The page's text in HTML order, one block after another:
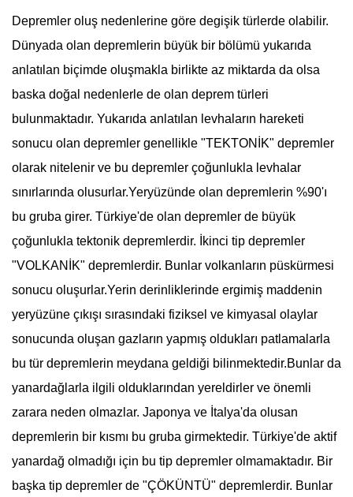
Depremler oluş nedenlerine göre degişik türlerde olabilir.
Dünyada olan depremlerin büyük bir bölümü yukarıda
anlatılan biçimde oluşmakla birlikte az miktarda da olsa
baska doğal nedenlerle de olan depremtürleri
bulunmaktadır. Yukarıda anlatılan levhaların hareketi
sonucu olan depremler genellikle "TEKTONİK" depremler
olarak nitelenir ve bu depremler çoğunlukla levhalar
sınırlarında olusurlar.Yeryüzünde olan depremlerin %90'ı
bu gruba girer. Türkiye'de olan depremler de büyük
çoğunlukla tektonik depremlerdir. İkinci tip depremler
"VOLKANİK" depremlerdir. Bunlar volkanların püskürmesi
sonucu oluşurlar.Yerin derinliklerinde ergimiş maddenin
yeryüzüne çıkışı sırasındaki fiziksel ve kimyasal olaylar
sonucunda oluşan gazların yapmış oldukları patlamalarla
bu tür depremlerin meydana geldiği bilinmektedir.Bunlar da
yanardağlarla ilgili olduklarından yereldirler ve önemli
zarara neden olmazlar. Japonya ve İtalya'da olusan
depremlerin bir kısmı bu gruba girmektedir. Türkiye'de aktif
yanardağ olmadığı için bu tip depremler olmamaktadır. Bir
başka tip depremler de "ÇÖKÜNTÜ" depremlerdir. Bunlar